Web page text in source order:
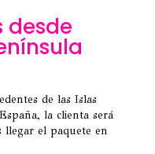
desde
de las Islas
la clienta será
llegar el paquete en